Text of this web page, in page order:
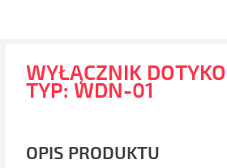
WYŁĄCZNIK
TYP: WDN-01
OPIS PRODUKTU